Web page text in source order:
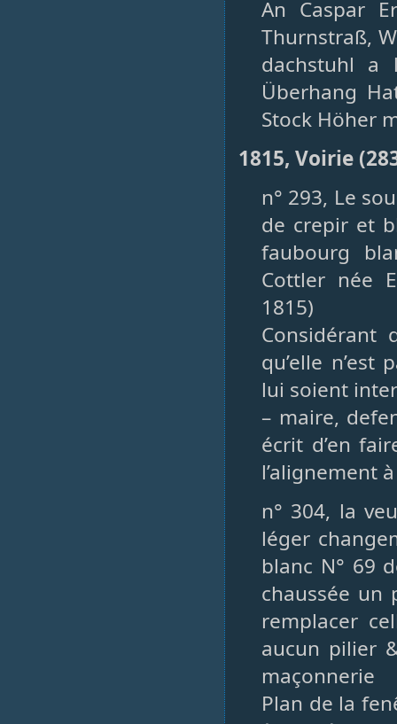
An Caspar
Thurnstraß,
dachstuhl a
Überhang
Stock Höher
1815, Voirie
n° 293, Le
de crepir et
faubourg
Cottler née
1815)
Considérant
qu’elle n’est
lui soient
– maire,
écrit d’en
l’alignement
n° 304, la
léger
blanc N° 69
chaussée
remplacer
aucun pilier
maçonnerie
Plan de la